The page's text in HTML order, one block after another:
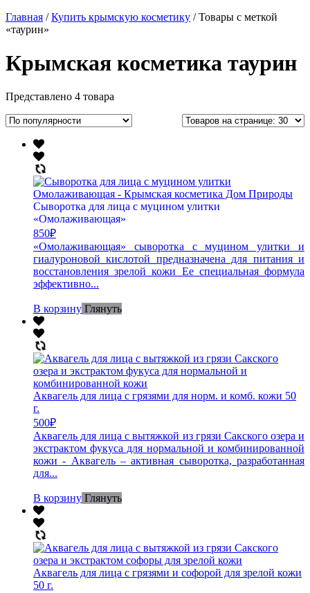
Главная /Купить крымскую косметику / Товары с меткой
«таурин»
Крымская косметика таурин
Представлено 4 товара
Сыворотка для лица с муцином улитки
«Омолаживающая»
850₽
«Омолаживающая» сыворотка с муцином улитки и
гиалуроновой кислотой предназначена для питания и
восстановления зрелой кожи Ее специальная формула
эффективно...
В корзину Глянуть
Аквагель для лица с грязями для норм. и комб. кожи 50
г.
500₽
Аквагель для лица с вытяжкой из грязи Сакского озера и
экстрактом фукуса для нормальной и комбинированной
кожи - Аквагель – активная сыворотка, разработанная
для...
В корзину Глянуть
Аквагель для лица с грязями и софорой для зрелой кожи
50 г.